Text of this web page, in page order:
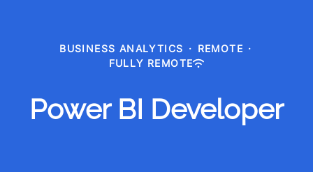
BUSINESS ANALYTICS · REMOTE ·
FULLY REMOTE
Power BI Developer